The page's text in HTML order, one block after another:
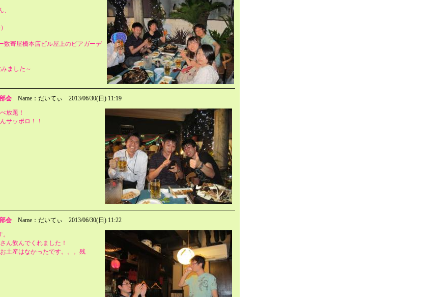
数寄屋橋本店ビル屋上のビアガーデ
ました～
会 Name：だいてぃ
2013/06/30(日) 11:19
放題！
サッポロ！！
会 Name：だいてぃ
2013/06/30(日) 11:22
ん飲んでくれました！
土産はなかったです。。。残